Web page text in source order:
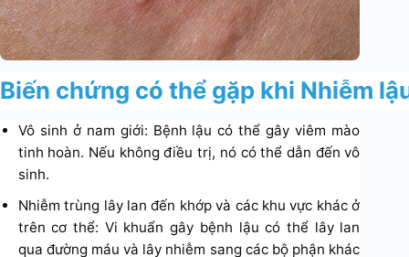
Biến chứng có thể gặp khi Nhiễm
Vô sinh ở nam giới: Bệnh lậu có thể gây viêm mào
tinh hoàn. Nếu không điều trị, nó có thể dẫn đến vô
sinh.
Nhiễm trùng lây lan đến khớp và các khu vực khác ở
trên cơ thể: Vi khuẩn gây bệnh lậu có thể lây lan
qua đường máu và lây nhiễm sang các bộ phận khác